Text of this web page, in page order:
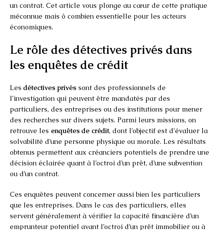
un contrat. Cet article vous plonge au cœur de cette pratique
méconnue mais ô combien essentielle pour les acteurs
économiques.
Le rôle des détectives privés dans
les enquêtes de crédit
Les détectives privés sont des professionnels de
l’investigation qui peuvent être mandatés par des
particuliers, des entreprises ou des institutions pour mener
des recherches sur divers sujets. Parmi leurs missions, on
retrouve les enquêtes de crédit, dont l’objectif est d’évaluer la
solvabilité d’une personne physique ou morale. Les résultats
obtenus permettent aux créanciers potentiels de prendre une
décision éclairée quant à l’octroi d’un prêt, d’une subvention
ou d’un contrat.
Ces enquêtes peuvent concerner aussi bien les particuliers
que les entreprises. Dans le cas des particuliers, elles
servent généralement à vérifier la capacité financière d’un
emprunteur potentiel avant l’octroi d’un prêt immobilier ou à